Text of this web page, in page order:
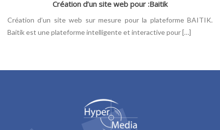
Création d’un site web pour :Baitik
Création d’un site web sur mesure pour la plateforme BAITIK.
Baitik est une plateforme intelligente et interactive pour […]